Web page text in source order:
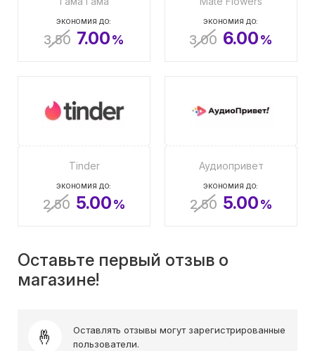
ЭКОНОМИЯ ДО:
3.50 7.00%
ЭКОНОМИЯ ДО:
3.00 6.00%
Tinder
ЭКОНОМИЯ ДО:
2.50 5.00%
Аудиопривет
ЭКОНОМИЯ ДО:
2.50 5.00%
Оставьте первый отзыв о
магазине!
Оставлять отзывы могут зарегистрированные
пользователи.